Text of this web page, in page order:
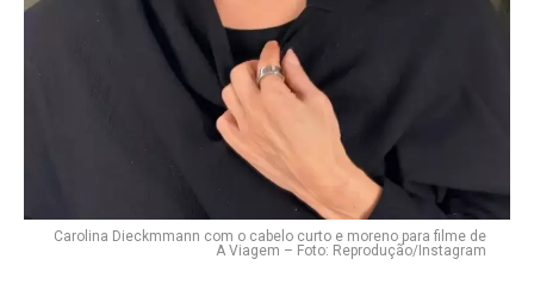
Carolina Dieckmmann com o cabelo curto e moreno para filme de
A Viagem – Foto: Reprodução/Instagram
Reddit
Pinterest
Whatsapp
Email